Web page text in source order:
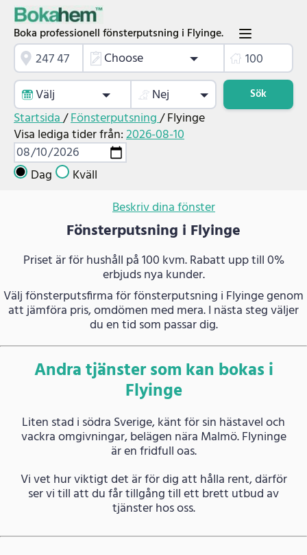
Boka professionell fönsterputsning i Flyinge.
Choose
Välj
Nej Sök
Startsida/Fönsterputsning/Flyinge
Visa lediga tider från:2026-08-10
Dag
Kväll
Beskriv dina fönster
Fönsterputsning i Flyinge
Priset är för hushåll på 100 kvm. Rabatt upp till 0%
erbjuds nya kunder.
Välj fönsterputsfirma för fönsterputsning i Flyinge genom
att jämföra pris, omdömen med mera. I nästa steg väljer
du en tid som passar dig.
Andra tjänster som kan bokas i
Flyinge
Liten stad i södra Sverige, känt för sin hästavel och
vackra omgivningar, belägen nära Malmö. Flyninge
är en fridfull oas.
Vi vet hur viktigt det är för dig att hålla rent, därför
ser vi till att du får tillgång till ett brett utbud av
tjänster hos oss.